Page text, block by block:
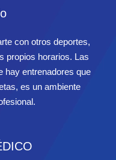
con otros deportes,
propios horarios. Las
hay entrenadores que
es un ambiente